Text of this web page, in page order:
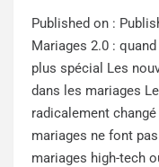
Published on :
Mariages 2.0 :
plus spécial Les
dans les mariages
radicalement
mariages ne font
mariages high-tech